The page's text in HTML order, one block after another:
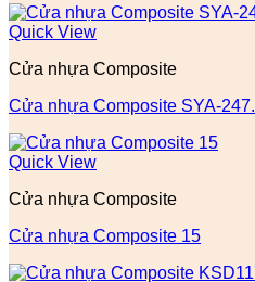
Quick View
Cửa nhựa Composite
Cửa nhựa Composite SYA-247.
Quick View
Cửa nhựa Composite
Cửa nhựa Composite 15